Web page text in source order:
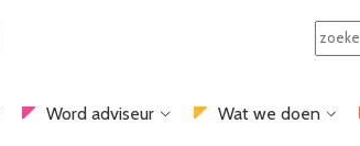
Search
Word adviseur Wat we doen